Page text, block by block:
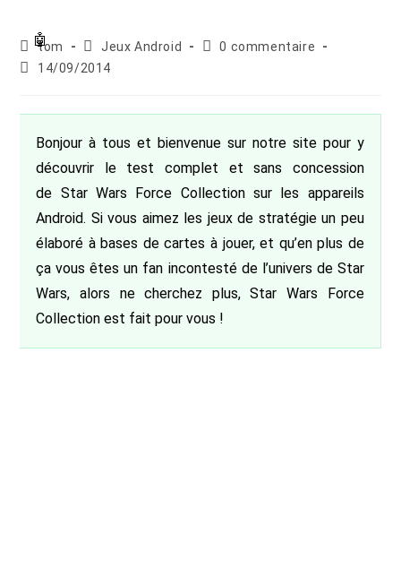
Auteur/autrice
de
tom
Post
category:
Jeux Android
Commentaires
0 commentaire
Publication
14/09/2014
Bonjour à tous et bienvenue sur notre site pour y
découvrir le test complet et sans concession
de Star Wars Force Collection sur les appareils
Android. Si vous aimez les jeux de stratégie un peu
élaboré à bases de cartes à jouer, et qu’en plus de
ça vous êtes un fan incontesté de l’univers de Star
Wars, alors ne cherchez plus, Star Wars Force
Collection est fait pour vous !